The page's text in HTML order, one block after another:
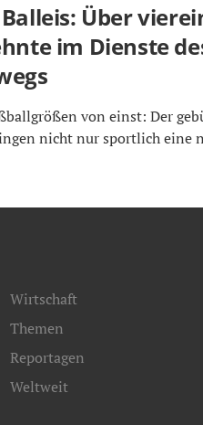
Über
im Dienste
von einst: Der
nicht nur sportlich eine
Wirtschaft
Themen
Reportagen
Weltweit